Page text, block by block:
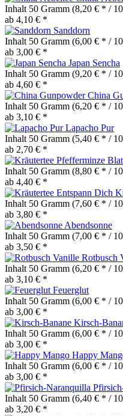
Inhalt 50 Gramm (8,20 € * /
ab 4,10 € *
Sanddorn
Inhalt 50 Gramm (6,00 € * /
ab 3,00 € *
Japan Sencha
Inhalt 50 Gramm (9,20 € * /
ab 4,60 € *
China
Inhalt 50 Gramm (6,20 € * /
ab 3,10 € *
Lapacho Pur
Inhalt 50 Gramm (5,40 € * /
ab 2,70 € *
Inhalt 50 Gramm (8,80 € * /
ab 4,40 € *
Inhalt 50 Gramm (7,60 € * /
ab 3,80 € *
Abendsonne
Inhalt 50 Gramm (7,00 € * /
ab 3,50 € *
Rotbusch
Inhalt 50 Gramm (6,20 € * /
ab 3,10 € *
Feuerglut
Inhalt 50 Gramm (6,00 € * /
ab 3,00 € *
Kirsch-
Inhalt 50 Gramm (6,00 € * /
ab 3,00 € *
Happy
Inhalt 50 Gramm (6,00 € * /
ab 3,00 € *
Inhalt 50 Gramm (6,40 € * /
ab 3,20 € *